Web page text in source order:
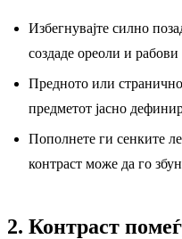
Избегнувајте силно
создаде ореоли и
Предното или
предметот јасно
Пополнете ги сенките
контраст може да го
2. Контраст